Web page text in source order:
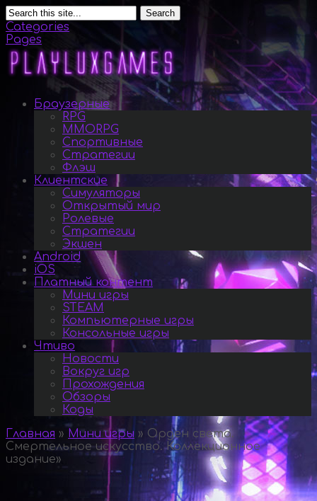
Search
Categories
Pages
Браузерные
RPG
MMORPG
Спортивные
Стратегии
Флэш
Клиентские
Симуляторы
Открытый мир
Ролевые
Стратегии
Экшен
Android
iOS
Платный контент
Мини игры
STEAM
Компьютерные игры
Консольные игры
Чтиво
Новости
Вокруг игр
Прохождения
Обзоры
Коды
Главная » Мини игры » Орден света.
Смертельное искусство. Коллекционное
издание»